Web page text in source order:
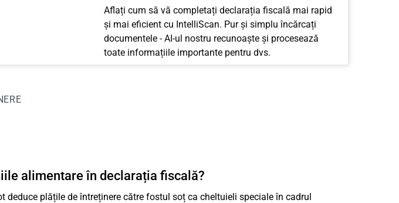
Aflați cum să vă completați declarația fiscală mai rapid
și mai eficient cu IntelliScan. Pur și simplu încărcați
documentele - AI-ul nostru recunoaște și procesează
toate informațiile importante pentru dvs.
alimentare în declarația fiscală?
deduce plățile de întreținere către fostul soț ca cheltuieli speciale în cadrul